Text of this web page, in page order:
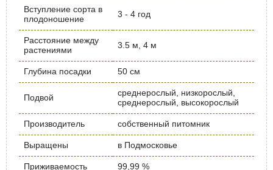
Вступление сорта в
плодоношение
3 - 4 год
Расстояние между
растениями
3.5 м, 4 м
Глубина посадки 50 см
Подвой
среднерослый, низкорослый,
среднерослый, высокорослый
Производитель собственный питомник
Выращены в Подмосковье
Приживаемость 99,99 %